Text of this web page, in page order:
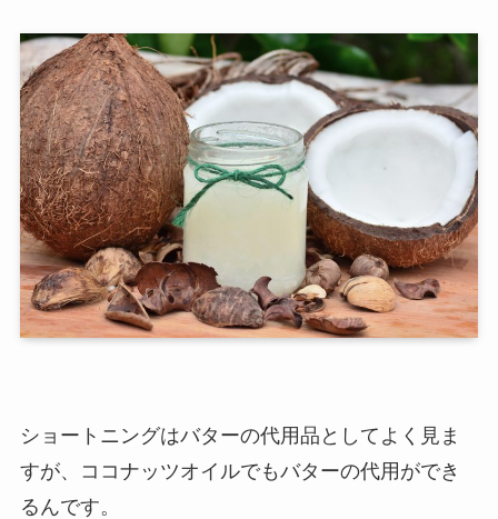
ショートニングはバターの代用品としてよく見ま
すが、ココナッツオイルでもバターの代用ができ
るんです。